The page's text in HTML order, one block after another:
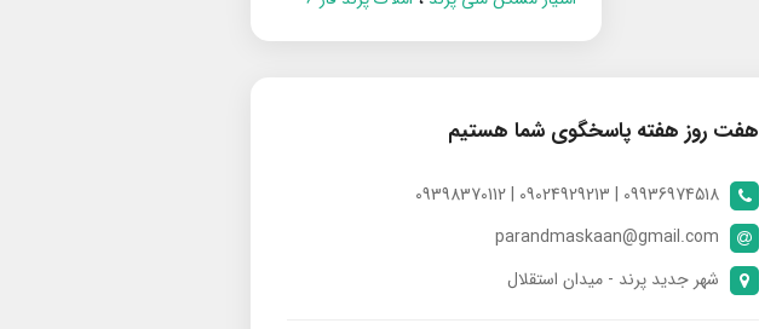
هفت روز هفته پاسخگوی شما هستیم
09936974518 | 09024929213 | 09398370112
parandmaskaan@gmail.com
شهر جدید پرند - میدان استقلال